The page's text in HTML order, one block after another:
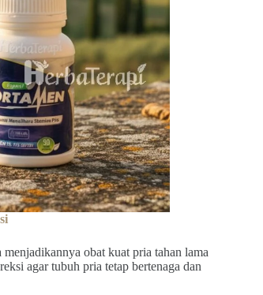
obat kuat pria tahan lama
agar tubuh pria tetap bertenaga dan